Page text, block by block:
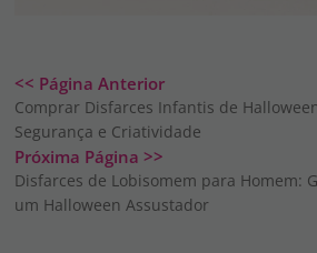
<< Página Anterior
Comprar Disfarces Infantis de
Segurança e Criatividade
Próxima Página >>
Disfarces de Lobisomem para Homem:
um Halloween Assustador